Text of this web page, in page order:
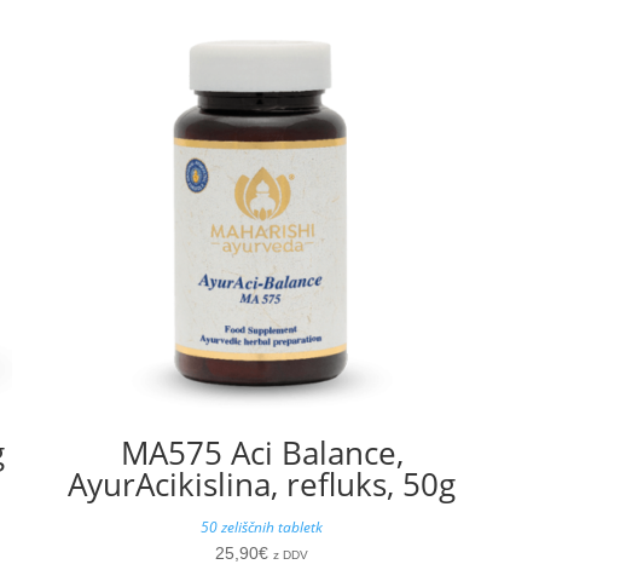
MA575 Aci Balance,
AyurAcikislina, refluks, 50g
50 zeliščnih tabletk
25,90€ z DDV